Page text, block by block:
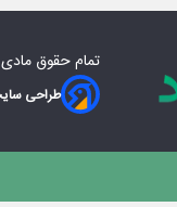
تمام حقوق
طراحی